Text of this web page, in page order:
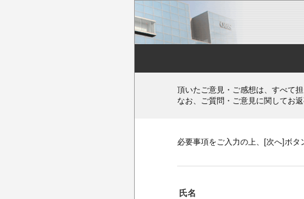
頂いたご意見・ご感想は、すべて
なお、ご質問・ご意見に関してお
必要事項をご入力の上、[次へ]ボタ
氏名